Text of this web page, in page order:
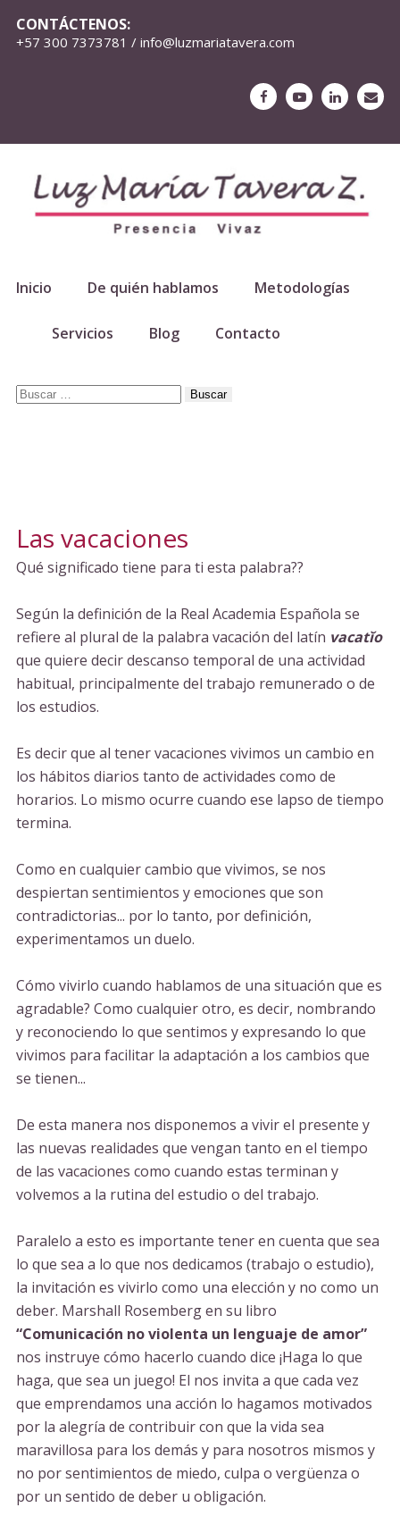
CONTÁCTENOS:
+57 300 7373781 / info@luzmariatavera.com
Inicio De quién hablamos Metodologías
Servicios Blog Contacto
Buscar:
Las vacaciones
Qué significado tiene para ti esta palabra??
Según la definición de la Real Academia Española se
refiere al plural de la palabra vacación del latín vacatĭo
que quiere decir descanso temporal de una actividad
habitual, principalmente del trabajo remunerado o de
los estudios.
Es decir que al tener vacaciones vivimos un cambio en
los hábitos diarios tanto de actividades como de
horarios. Lo mismo ocurre cuando ese lapso de tiempo
termina.
Como en cualquier cambio que vivimos, se nos
despiertan sentimientos y emociones que son
contradictorias... por lo tanto, por definición,
experimentamos un duelo.
Cómo vivirlo cuando hablamos de una situación que es
agradable? Como cualquier otro, es decir, nombrando
y reconociendo lo que sentimos y expresando lo que
vivimos para facilitar la adaptación a los cambios que
se tienen...
De esta manera nos disponemos a vivir el presente y
las nuevas realidades que vengan tanto en el tiempo
de las vacaciones como cuando estas terminan y
volvemos a la rutina del estudio o del trabajo.
Paralelo a esto es importante tener en cuenta que sea
lo que sea a lo que nos dedicamos (trabajo o estudio),
la invitación es vivirlo como una elección y no como un
deber. Marshall Rosemberg en su libro
“Comunicación no violenta un lenguaje de amor”
nos instruye cómo hacerlo cuando dice ¡Haga lo que
haga, que sea un juego! El nos invita a que cada vez
que emprendamos una acción lo hagamos motivados
por la alegría de contribuir con que la vida sea
maravillosa para los demás y para nosotros mismos y
no por sentimientos de miedo, culpa o vergüenza o
por un sentido de deber u obligación.